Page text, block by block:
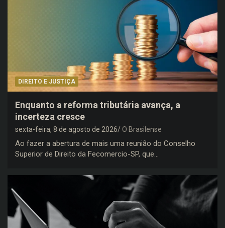
DIREITO E JUSTIÇA
Enquanto a reforma tributária avança, a
incerteza cresce
sexta-feira, 8 de agosto de 2026 O Brasilense
Ao fazer a abertura de mais uma reunião do Conselho
Superior de Direito da Fecomercio-SP, que…